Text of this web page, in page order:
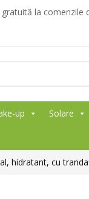
la comenzile
up Solare
hidratant, cu